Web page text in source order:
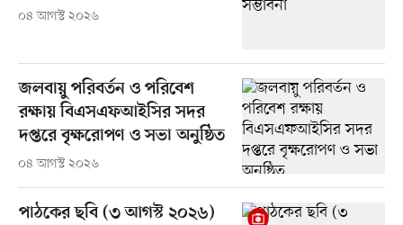
০৪ আগস্ট ২০২৬
জলবায়ু পরিবর্তন ও পরিবেশ
রক্ষায় বিএসএফআইসির সদর
দপ্তরে বৃক্ষরোপণ ও সভা অনুষ্ঠিত
০৪ আগস্ট ২০২৬
পাঠকের ছবি (৩ আগস্ট ২০২৬)